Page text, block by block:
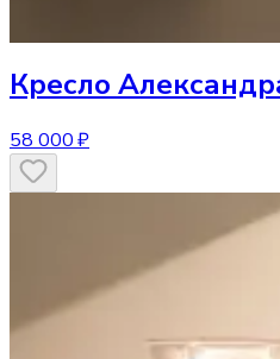
Кресло
58 000 ₽